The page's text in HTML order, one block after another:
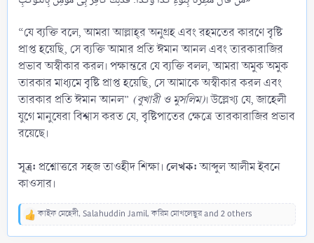
“যে ব্যক্তি বলে, আমরা আল্লাহ্‌র অনুগ্রহ এবং রহমতের কারণে বৃষ্টি
প্রাপ্ত হয়েছি, সে ব্যক্তি আমার প্রতি ঈমান আনল এবং তারকারাজির
প্রভাব অস্বীকার করল। পক্ষান্তরে যে ব্যক্তি বলল, আমরা অমুক অমুক
তারকার মাধ্যমে বৃষ্টি প্রাপ্ত হয়েছি, সে আমাকে অস্বীকার করল এবং
তারকার প্রতি ঈমান আনল” (বুখারী ও মুসলিম)। উল্লেখ্য যে, জাহেলী
যুগে মানুষেরা বিশ্বাস করত যে, বৃষ্টিপাতের ক্ষেত্রে তারকারাজির প্রভাব
রয়েছে।
সূত্র: প্রশ্নোত্তরে সহজ তাওহীদ শিক্ষা। লেখক:আব্দুল আলীম ইবনে
কাওসার।
R
কাইফ মেহেদী, Salahuddin Jamil,করিম মোখলেছুরand 2 others